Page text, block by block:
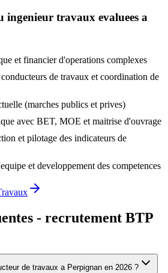
ingenieur travaux evaluees a
et financier d'operations complexes
de travaux et coordination de
(marches publics et prives)
avec BET, MOE et maitrise d'ouvrage
et pilotage des indicateurs de
et developpement des competences
- recrutement BTP
de travaux a Perpignan en 2026 ?